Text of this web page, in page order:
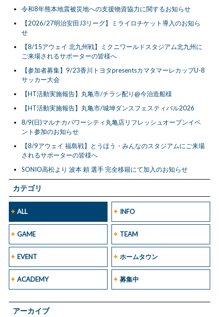
カテゴリ
ALL INFO
GAME TEAM
EVENT ホームタウン
ACADEMY 募集中
アーカイブ
令和8年熊本地震被災地への支援物資協力に関するお知らせ
【2026/27明治安田J3リーグ】ミライロチケット導入のお知ら
せ
【8/15アウェイ 北九州戦】ミクニワールドスタジアム北九州に
ご来場されるサポーターの皆様へ
【参加者募集】9/23香川トヨタpresentsカマタマーレカップU-8
サッカー大会
【HT活動実施報告】丸亀市/チラシ配り@今治造船様
【HT活動実施報告】丸亀市/城坤ダンスフェスティバル2026
8/9(日)マルナカパワーシティ丸亀店リフレッシュオープンイベ
ント参加のお知らせ
【8/9アウェイ 福島戦】とうほう・みんなのスタジアムにご来場
されるサポーターの皆様へ
SONIO高松より 波本 頼 選手 完全移籍にて加入のお知らせ